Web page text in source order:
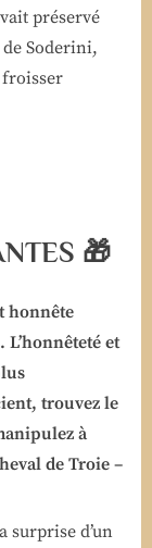
préservé
Soderini,
froisser
🎁
honnête
L’honnêteté et
trouvez le
à
de Troie –
surprise d’un